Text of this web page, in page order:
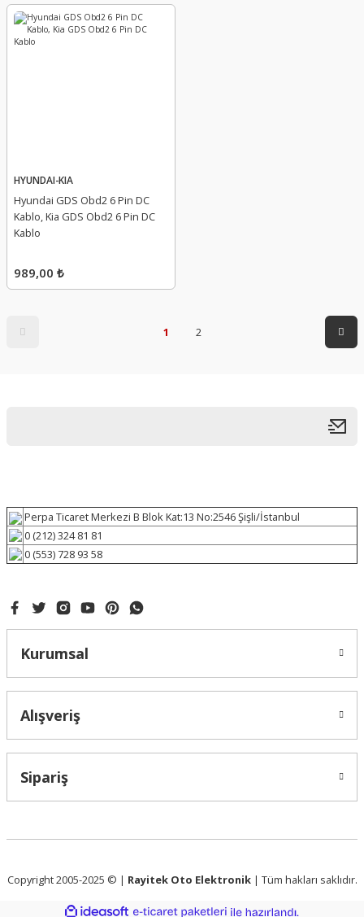
HYUNDAI-KIA
Hyundai GDS Obd2 6 Pin DC
Kablo, Kia GDS Obd2 6 Pin DC
Kablo
989,00 ₺
1 2
Perpa Ticaret Merkezi B Blok Kat:13 No:2546 Şişli/İstanbul
0 (212) 324 81 81
0 (553) 728 93 58
Kurumsal
Alışveriş
Sipariş
Copyright 2005-2025 © | Rayitek Oto Elektronik| Tüm hakları saklıdır.
ideasoft e-